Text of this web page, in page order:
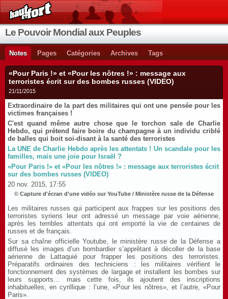
Le Pouvoir Mondial aux Peuples
Notes Pages Catégories Archives Tags
«Pour Paris !» et «Pour les nôtres !» : message aux
terroristes écrit sur des bombes russes (VIDEO)
21/11/2015
Extraordinaire de la part des militaires qui ont une pensée pour les
victimes françaises !
C'est quand même autre chose que le torchon sale de Charlie
Hebdo, qui prétend faire boire du champagne à un individu criblé
de balles qui boit soi-disant à la santé des terroristes
La UNE de Charlie Hebdo après les attentats ! Un scandale pour les
familles, mais une joie pour Israël ?
«Pour Paris !» et «Pour les nôtres !» : message aux terroristes écrit
sur des bombes russes (VIDEO)
20 nov. 2015, 17:55
© Capture d'écran d'une vidéo sur YouTube / Ministère russe de la Défense
Les militaires russes qui participent aux frappes sur les positions des
terroristes syriens leur ont adressé un message par voie aérienne,
après les terribles attentats qui ont emporté la vie de centaines de
russes et de français.
Sur sa chaîne officielle Youtube, le ministère russe de la Défense a
diffusé les images d’un bombardier s’apprêtant à décoller de la base
aérienne de Lattaquié pour frapper les positions des terroristes.
Préparatifs ordinaires des techniciens : les militaires vérifient le
fonctionnement des systèmes de largage et installent les bombes sur
leurs supports… mais cette fois, ils ajoutent des inscriptions
inhabituelles, en cyrillique : l’une, «Pour les nôtres», et l’autre, «Pour
Paris».